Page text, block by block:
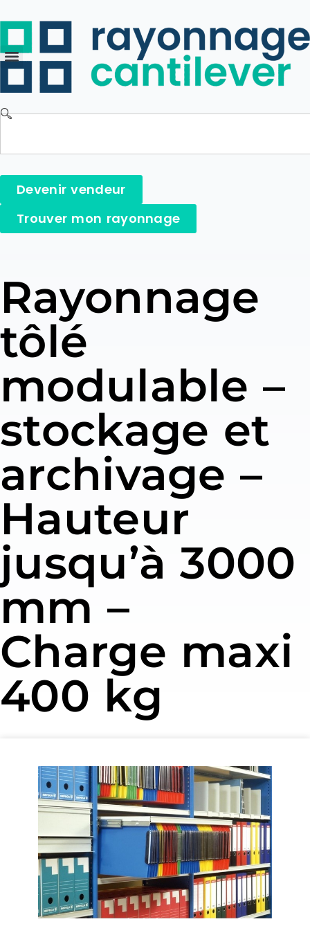
Devenir vendeur
Trouver mon rayonnage
Rayonnage
tôlé
modulable –
stockage et
archivage –
Hauteur
jusqu’à 3000
mm –
Charge maxi
400 kg